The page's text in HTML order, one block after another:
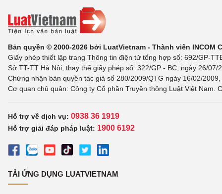
Bản quyền © 2000-2026 bởi LuatVietnam - Thành viên INCOM
Giấy phép thiết lập trang Thông tin điện tử tổng hợp số: 692/GP-
Sở TT-TT Hà Nội, thay thế giấy phép số: 322/GP - BC, ngày 26/
Chứng nhận bản quyền tác giả số 280/2009/QTG ngày 16/02/
Cơ quan chủ quản: Công ty Cổ phần Truyền thông Luật Việt Nam.
Hỗ trợ về dịch vụ: 0938 36 1919
Hỗ trợ giải đáp pháp luật: 1900 6192
TẢI ỨNG DỤNG LUATVIETNAM